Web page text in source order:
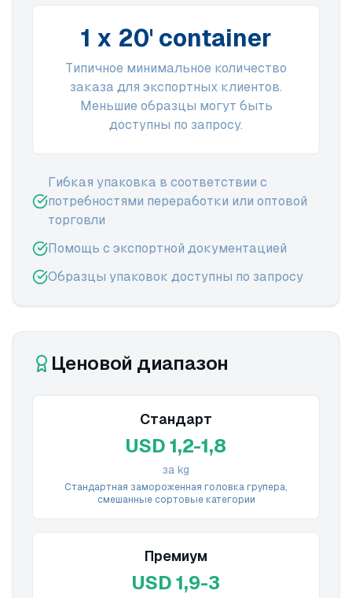
1 x 20' container
Типичное минимальное количество
заказа для экспортных клиентов.
Меньшие образцы могут быть
доступны по запросу.
Гибкая упаковка в соответствии с
потребностями переработки или оптовой
торговли
Помощь с экспортной документацией
Образцы упаковок доступны по запросу
Ценовой диапазон
Стандарт
USD 1,2-1,8
за kg
Стандартная замороженная головка групера,
смешанные сортовые категории
Премиум
USD 1,9-3